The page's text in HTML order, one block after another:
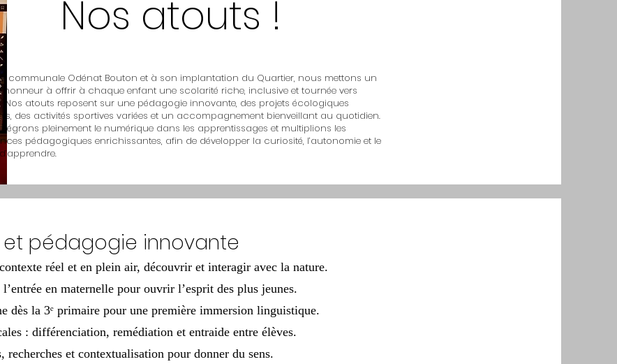
Nos atouts !
communale Odénat Bouton et à son implantation du Quartier, nous mettons un
à offrir à chaque enfant une scolarité riche, inclusive et tournée vers
Nos atouts reposent sur une pédagogie innovante, des projets écologiques
des activités sportives variées et un accompagnement bienveillant au quotidien.
pleinement le numérique dans les apprentissages et multiplions les
pédagogiques enrichissantes, afin de développer la curiosité, l’autonomie et le
et pédagogie innovante
réel et en plein air, découvrir et interagir avec la nature.
en maternelle pour ouvrir l’esprit des plus jeunes.
dès la 3ᵉ primaire pour une première immersion linguistique.
: différenciation, remédiation et entraide entre élèves.
recherches et contextualisation pour donner du sens.